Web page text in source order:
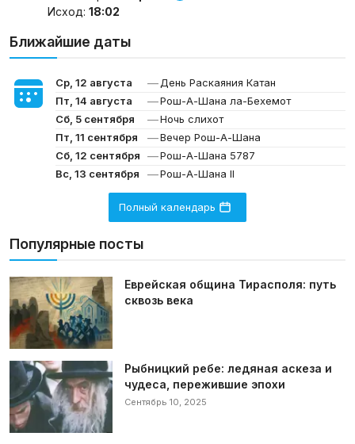
Исход: 18:02
Ближайшие даты
Ср, 12 августа —День Раскаяния Катан
Пт, 14 августа
—Рош-А-Шана ла-Бехемот
Сб, 5 сентября
—Ночь слихот
Пт, 11 сентября
—Вечер Рош-А-Шана
Сб, 12 сентября
—Рош-А-Шана 5787
Вс, 13 сентября
—Рош-А-Шана II
Полный календарь
Популярные посты
Еврейская община Тирасполя: путь
сквозь века
Рыбницкий ребе: ледяная аскеза и
чудеса, пережившие эпохи
Сентябрь 10, 2025